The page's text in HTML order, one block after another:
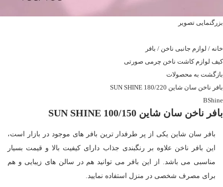
بزرگنمایی تصویر
خانه / لوازم جانبی ناخن / بافر
کیف لوازم کاشت ناخن چرمی صورتی
بازگشت به محصولات
بافر ناخن سان شاین SUN SHINE 180/220
BShine
بافر ناخن سان شاین SUN SHINE 100/150
بافر سان شاین یکی از پر طرفدار ترین بافر های موجود در بازار است،
این بافر ناخن علاوه بر رنگبندی جذاب دارای کیفیت بالا و قیمت بسیار
مناسبی می باشد. از این بافر می توانید هم در سالن های زیبایی و هم
برای مصرف شخصی در منزل استفاده نمایید.